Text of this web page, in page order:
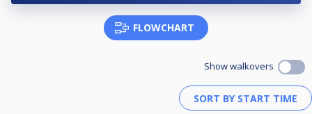
FLOWCHART
Show walkovers